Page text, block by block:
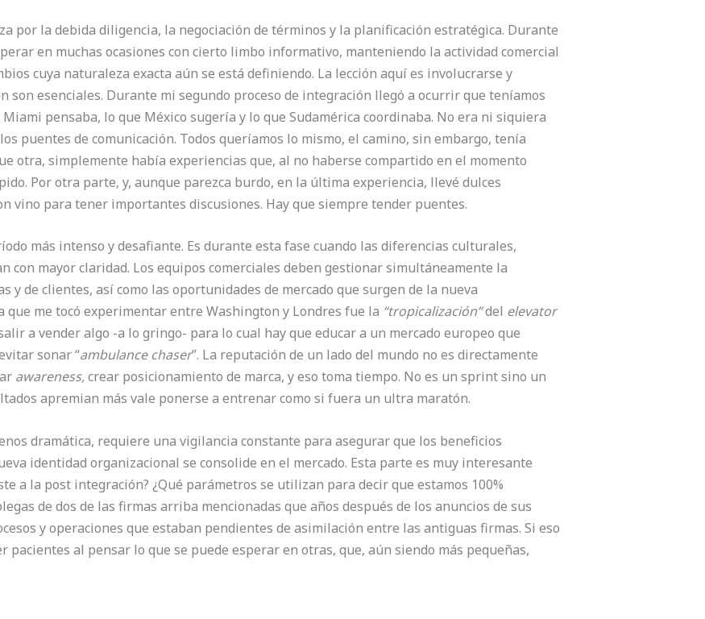
por la debida diligencia, la negociación de términos y la planificación estratégica. Durante
en muchas ocasiones con cierto limbo informativo, manteniendo la actividad comercial
cuya naturaleza exacta aún se está definiendo. La lección aquí es involucrarse y
son esenciales. Durante mi segundo proceso de integración llegó a ocurrir que teníamos
pensaba, lo que México sugería y lo que Sudamérica coordinaba. No era ni siquiera
puentes de comunicación. Todos queríamos lo mismo, el camino, sin embargo, tenía
otra, simplemente había experiencias que, al no haberse compartido en el momento
Por otra parte, y, aunque parezca burdo, en la última experiencia, llevé dulces
vino para tener importantes discusiones. Hay que siempre tender puentes.
más intenso y desafiante. Es durante esta fase cuando las diferencias culturales,
con mayor claridad. Los equipos comerciales deben gestionar simultáneamente la
de clientes, así como las oportunidades de mercado que surgen de la nueva
que me tocó experimentar entre Washington y Londres fue la “tropicalización”del elevator
a vender algo -a lo gringo- para lo cual hay que educar a un mercado europeo que
sonar “ambulance chaser”. La reputación de un lado del mundo no es directamente
awareness,crear posicionamiento de marca, y eso toma tiempo. No es un sprint sino un
apremian más vale ponerse a entrenar como si fuera un ultra maratón.
dramática, requiere una vigilancia constante para asegurar que los beneficios
identidad organizacional se consolide en el mercado. Esta parte es muy interesante
a la post integración? ¿Qué parámetros se utilizan para decir que estamos 100%
de dos de las firmas arriba mencionadas que años después de los anuncios de sus
y operaciones que estaban pendientes de asimilación entre las antiguas firmas. Si eso
pacientes al pensar lo que se puede esperar en otras, que, aún siendo más pequeñas,